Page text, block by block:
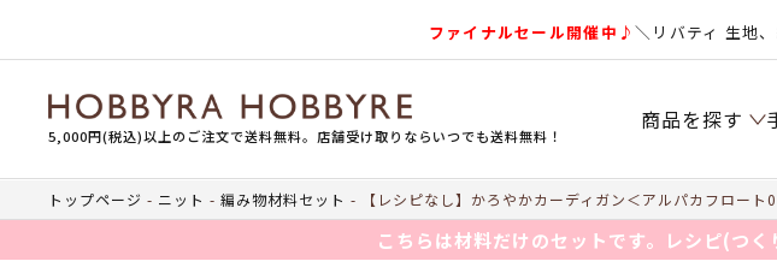
ファイナルセール開催中♪＼リバティ 生地
5,000円(税込)以上のご注文で送料無料。店舗受け取りならいつでも送料無料！
商品を探す
トップページ ニット 編み物材料セット 【レシピなし】かろやかカーディガン＜アルパカフロート
こちらは材料だけのセットです。レシピ(つ